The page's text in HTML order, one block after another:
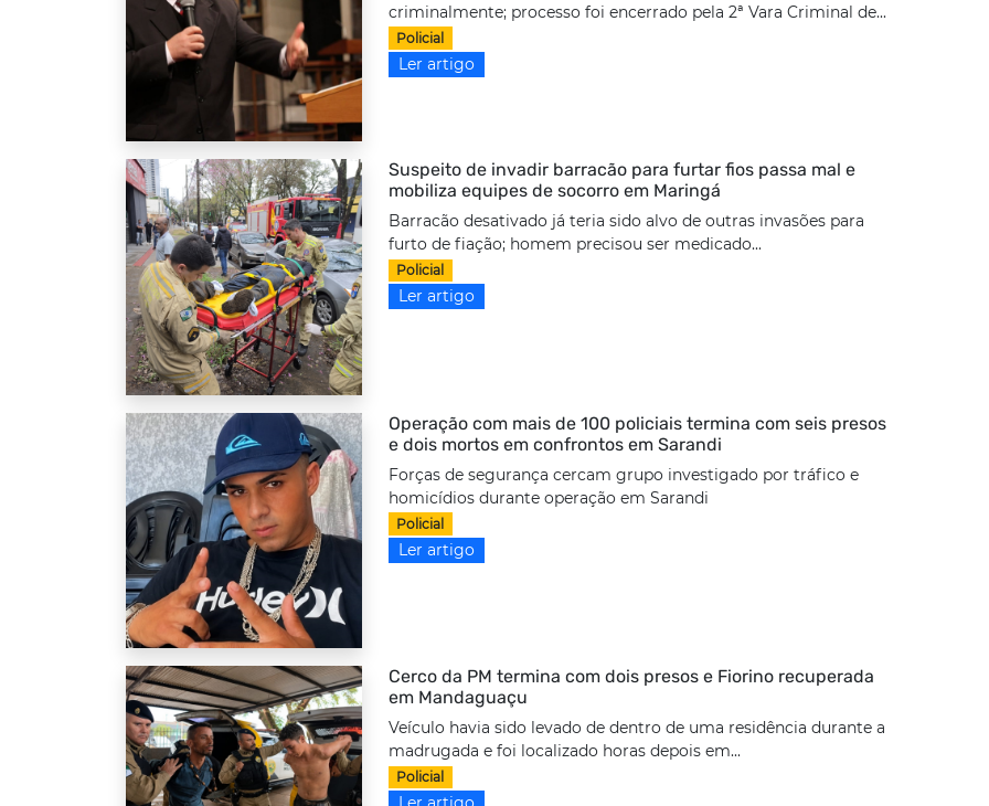
criminalmente; processo foi encerrado pela 2ª Vara Criminal de...
Policial
Ler artigo
Suspeito de invadir barracão para furtar fios passa mal e
mobiliza equipes de socorro em Maringá
Barracão desativado já teria sido alvo de outras invasões para
furto de fiação; homem precisou ser medicado...
Policial
Ler artigo
Operação com mais de 100 policiais termina com seis presos
e dois mortos em confrontos em Sarandi
Forças de segurança cercam grupo investigado por tráfico e
homicídios durante operação em Sarandi
Policial
Ler artigo
Cerco da PM termina com dois presos e Fiorino recuperada
em Mandaguaçu
Veículo havia sido levado de dentro de uma residência durante a
madrugada e foi localizado horas depois em...
Policial